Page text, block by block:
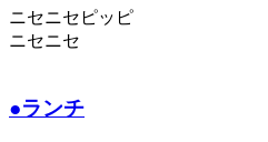
ニセニセピッピ
ニセニセ
●ランチ